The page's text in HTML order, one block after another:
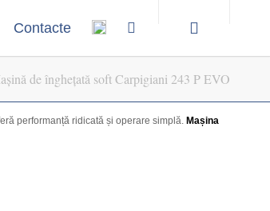
Contacte
de înghețată soft Carpigiani 243 P EVO
performanță ridicată și operare simplă. Mașina